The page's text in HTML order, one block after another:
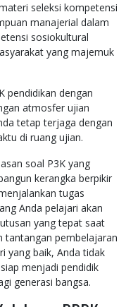
seleksi kompetensi
manajerial dalam
sosiokultural
yang majemuk
pendidikan dengan
atmosfer ujian
tetap terjaga dengan
di ruang ujian.
soal P3K yang
kerangka berpikir
tugas
Anda pelajari akan
yang tepat saat
tantangan pembelajaran
yang baik, Anda tidak
menjadi pendidik
generasi bangsa.